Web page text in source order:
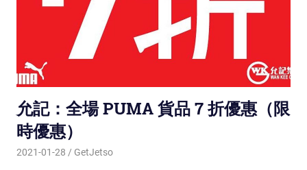
允記：全場 PUMA 貨品 7 折優惠（限
時優惠）
2021-01-28 GetJetso